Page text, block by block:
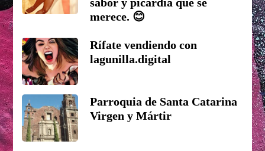
merece. 😊
Rífate vendiendo con
lagunilla.digital
Parroquia de Santa Catarina
Virgen y Mártir